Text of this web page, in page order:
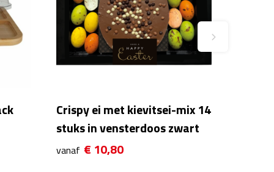
Crispy ei met kievitsei-mix 14
stuks in vensterdoos zwart
vanaf € 10,80